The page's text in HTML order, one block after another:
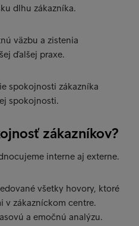
dlhu zákazníka.
väzbu a zistenia
ďalšej praxe.
spokojnosti zákazníka
spokojnosti.
zákazníkov?
interne aj externe.
všetky hovory, ktoré
v zákazníckom centre.
a emočnú analýzu.